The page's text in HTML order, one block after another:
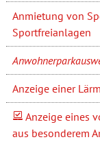
Anmietung von
Sportfreianlagen
Anzeige einer
Anzeige eines
aus besonderem